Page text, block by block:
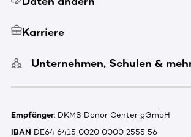
Karriere
Unternehmen, Schulen &
Empfänger: DKMS Donor Center gGmbH
IBAN DE64 6415 0020 0000 2555 56